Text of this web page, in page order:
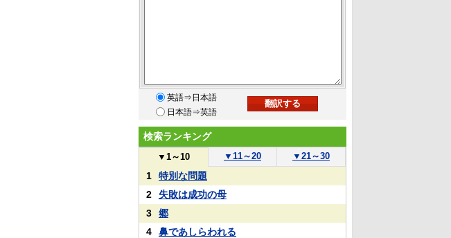
英語⇒日本語
日本語⇒英語
検索ランキング
▼ 1～10 ▼ 11～20 ▼ 21～30
1
特別な問題
2
失敗は成功の母
3
郷
4
鼻であしらわれる